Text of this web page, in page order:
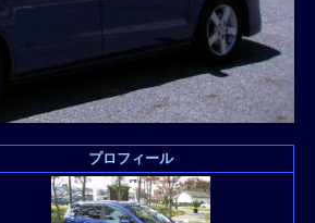
プロフィール